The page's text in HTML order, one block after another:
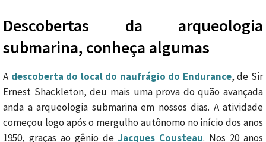
Descobertas da arqueologia
submarina, conheça algumas
A descoberta do local do naufrágio do Endurance, de Sir
Ernest Shackleton, deu mais uma prova do quão avançada
anda a arqueologia submarina em nossos dias. A atividade
começou logo após o mergulho autônomo no início dos anos
1950, graças ao gênio deJacques Cousteau. Nos 20 anos